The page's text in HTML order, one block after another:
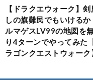
【ドラクエウォーク】剣
しの旗難民でもいけるか
ルマゲスLV99の地図を
り4ターンでやってみた
ラゴンクエストウォーク